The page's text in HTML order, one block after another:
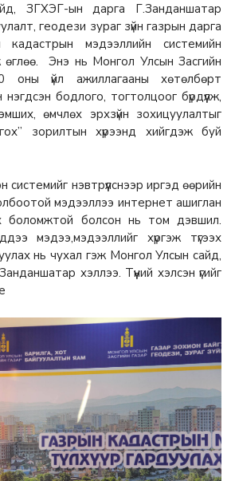
ЗГХЭГ-ын дарга Г.Занданшатар
геодези зураг зүйн газрын дарга
кадастрын мэдээллийн системийн
өглөө. Энэ нь Монгол Улсын Засгийн
оны үйл ажиллагааны хөтөлбөрт
бодлого, тогтолцоог бүрдүүлж,
өмчлөх эрхзүйн зохицуулалтыг
зорилтын хүрээнд хийгдэж буй
нэвтрүүлснээр иргэд өөрийн
мэдээллээ интернет ашиглан
боломжтой болсон нь том дэвшил.
мэдээ,мэдээллийг хүргэж түгээх
нь чухал гэж Монгол Улсын сайд,
хэллээ. Түүний хэлсэн үгийг